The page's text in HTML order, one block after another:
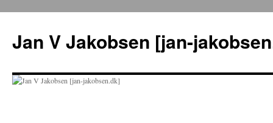
indhold
Jan V Jakobsen [jan-